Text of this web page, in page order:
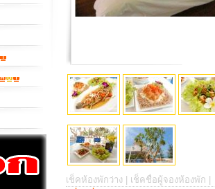
เช็คห้องพักว่าง | เช็คชื่อผู้จองห้องพัก |